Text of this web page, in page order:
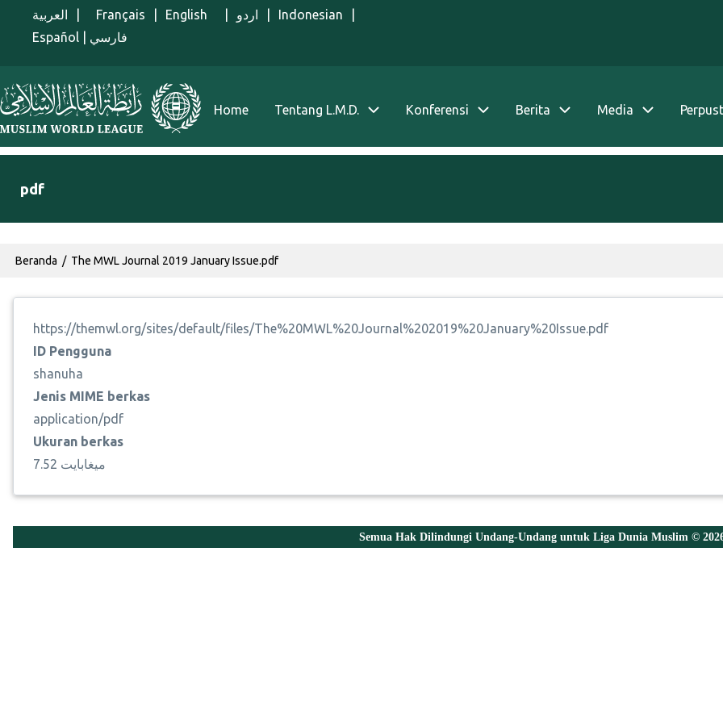
Lompat ke isi utama
العربية Français English اردو Indonesian
Español
فارسي
Menu Indonesian
Home Tentang L.M.D. Konferensi Berita Media
pdf
Breadcrumb
Beranda The MWL Journal 2019 January Issue.pdf
https://themwl.org/sites/default/files/The%20MWL%20Journal%202019%20January%20Issue.pdf
ID Pengguna
shanuha
Jenis MIME berkas
application/pdf
Ukuran berkas
7.52 ميغابايت
Semua Hak Dilindungi Undang-Undang untuk Liga Dunia Muslim ©